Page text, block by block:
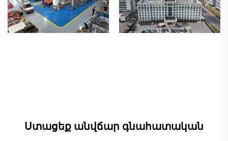
Ստացեք անվճար գնահատական